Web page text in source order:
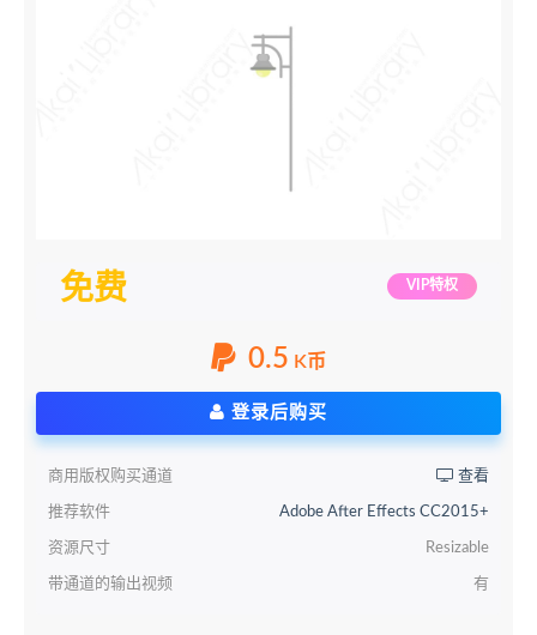
免费 VIP特权
0.5 K币
登录后购买
商用版权购买通道 查看
推荐软件 Adobe After Effects CC2015+
资源尺寸 Resizable
带通道的输出视频 有